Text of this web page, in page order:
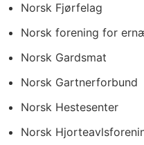
Norsk Fjørfelag
Norsk forening for
Norsk Gardsmat
Norsk Gartnerforbund
Norsk Hestesenter
Norsk